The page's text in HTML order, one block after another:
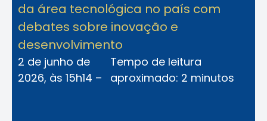
da área tecnológica no país com
debates sobre inovação e
desenvolvimento
2 de junho de
2026, às 15h14 –
Tempo de leitura
aproximado: 2 minutos